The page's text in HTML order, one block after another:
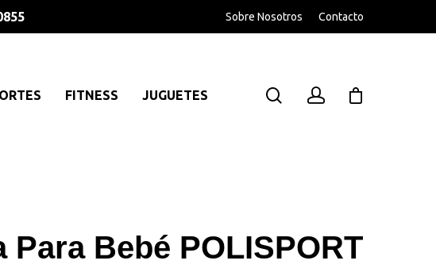
Sobre Nosotros Contacto
FITNESS JUGUETES
Para Bebé POLISPORT